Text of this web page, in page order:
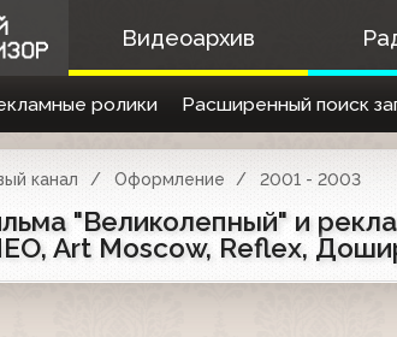
Видеоархив
ролики Расширенный поиск
канал Оформление 2001 - 2003
"Великолепный" и
Art Moscow, Reflex,